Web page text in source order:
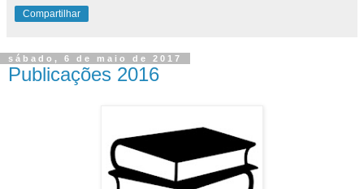
Compartilhar
sábado, 6 de maio de 2017
Publicações 2016